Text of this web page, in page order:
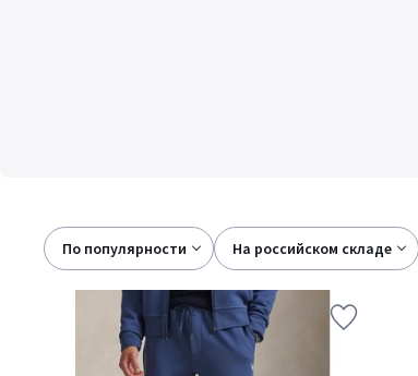
По популярности на российском складе